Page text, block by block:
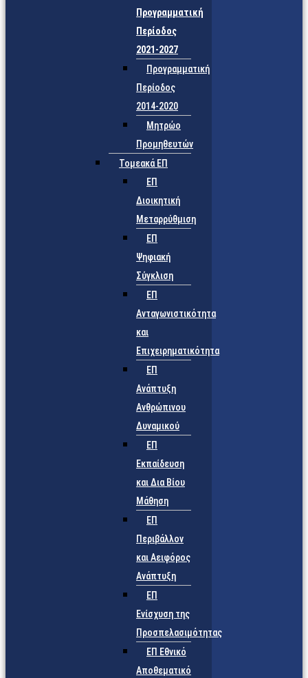
Προγραμματική
Περίοδος
2021-2027
Προγραμματική
Περίοδος
2014-2020
Μητρώο
Προμηθευτών
Τομεακά ΕΠ
ΕΠ
Διοικητική
Μεταρρύθμιση
ΕΠ
Ψηφιακή
Σύγκλιση
ΕΠ
Ανταγωνιστικότητα
και
Επιχειρηματικότητα
ΕΠ
Ανάπτυξη
Ανθρώπινου
Δυναμικού
ΕΠ
Εκπαίδευση
και Δια Βίου
Μάθηση
ΕΠ
Περιβάλλον
και Αειφόρος
Ανάπτυξη
ΕΠ
Ενίσχυση της
Προσπελασιμότητας
ΕΠ Εθνικό
Αποθεματικό